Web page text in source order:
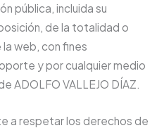
pública, incluida su
de la totalidad o
web, con fines
y por cualquier medio
ADOLFO VALLEJO DÍAZ.
a respetar los derechos de